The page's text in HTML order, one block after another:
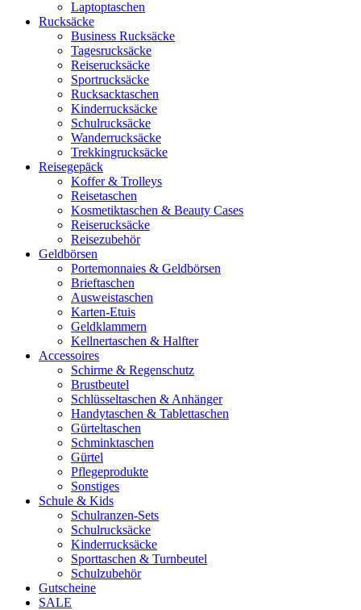
Laptoptaschen
Rucksäcke
Business Rucksäcke
Tagesrucksäcke
Reiserucksäcke
Sportrucksäcke
Rucksacktaschen
Kinderrucksäcke
Schulrucksäcke
Wanderrucksäcke
Trekkingrucksäcke
Reisegepäck
Koffer & Trolleys
Reisetaschen
Kosmetiktaschen & Beauty Cases
Reiserucksäcke
Reisezubehör
Geldbörsen
Portemonnaies & Geldbörsen
Brieftaschen
Ausweistaschen
Karten-Etuis
Geldklammern
Kellnertaschen & Halfter
Accessoires
Schirme & Regenschutz
Brustbeutel
Schlüsseltaschen & Anhänger
Handytaschen & Tablettaschen
Gürteltaschen
Schminktaschen
Gürtel
Pflegeprodukte
Sonstiges
Schule & Kids
Schulranzen-Sets
Schulrucksäcke
Kinderrucksäcke
Sporttaschen & Turnbeutel
Schulzubehör
Gutscheine
SALE